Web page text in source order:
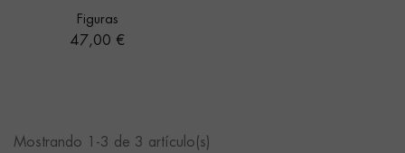
Figuras
Precio
47,00 €
Mostrando 1-3 de 3 artículo(s)